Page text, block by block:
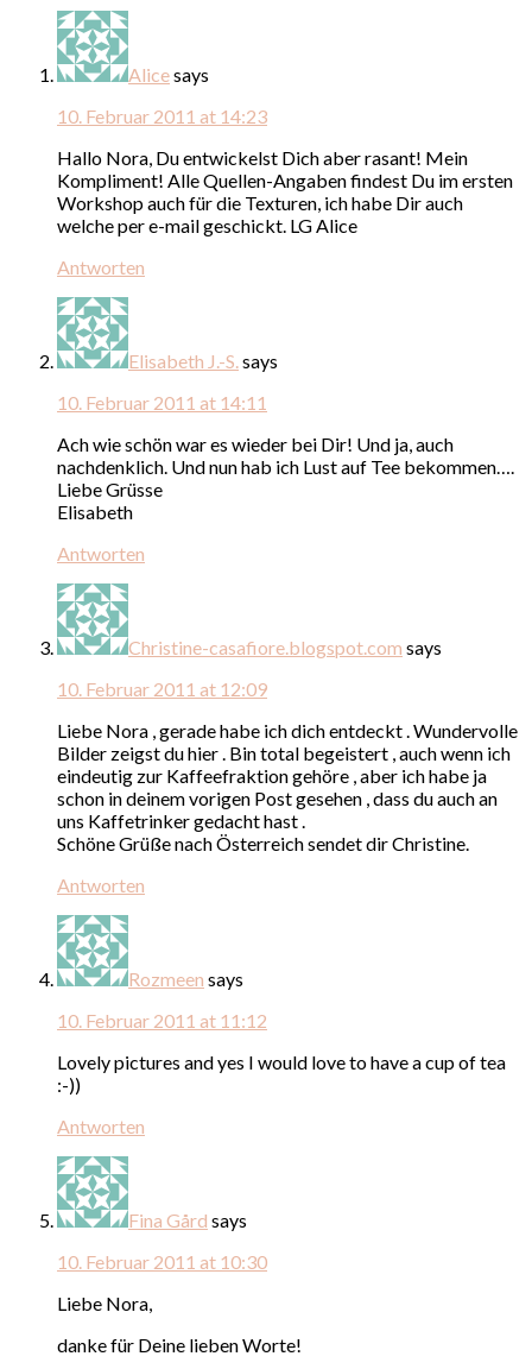
Alicesays
10. Februar 2011 at 14:23
Hallo Nora, Du entwickelst Dich aber rasant! Mein
Kompliment! Alle Quellen-Angaben findest Du im ersten
Workshop auch für die Texturen, ich habe Dir auch
welche per e-mail geschickt. LG Alice
Antworten
Elisabeth J.-S. says
10. Februar 2011 at 14:11
Ach wie schön war es wieder bei Dir! Und ja, auch
nachdenklich. Und nun hab ich Lust auf Tee bekommen….
Liebe Grüsse
Elisabeth
Antworten
Christine-casafiore.blogspot.com says
10. Februar 2011 at 12:09
Liebe Nora , gerade habe ich dich entdeckt . Wundervolle
Bilder zeigst du hier . Bin total begeistert , auch wenn ich
eindeutig zur Kaffeefraktion gehöre , aber ich habe ja
schon in deinem vorigen Post gesehen , dass du auch an
uns Kaffetrinker gedacht hast .
Schöne Grüße nach Österreich sendet dir Christine.
Antworten
Rozmeen says
10. Februar 2011 at 11:12
Lovely pictures and yes I would love to have a cup of tea
:-))
Antworten
Fina Gård says
10. Februar 2011 at 10:30
Liebe Nora,
danke für Deine lieben Worte!